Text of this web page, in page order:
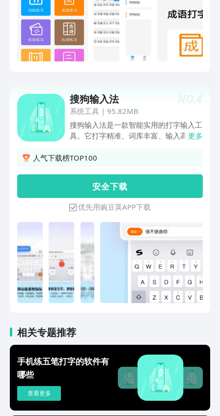
NO.4
搜狗输入法
系统工具| 95.82MB
搜狗输入法是一款智能实用的打字输入工
具。它打字精准、词库丰富、输入高效，
融合大模型技术，带来更智能、贴心的文
******​【专属超大词库】多年沉淀积
累，拥有庞大丰富的中文系统词库，让输
入词汇更精准。【多元输入方式】支持拼
音、手写、语音、笔画、五笔、双拼、拍
照输入、跨屏输入等。【世界各国语种】
110+语种自由切换！日语、韩语、西
语、法语、俄语、德语、意大利语、阿拉
伯语、印尼语，马来语，仓颉，粤语，注
音，藏语，维语等。【快捷输入工具】常
用语、剪贴板、手写找字、拼写检查等功
能，常用语快捷发送，让你的输入更快、
卡通、萌宠动画，Emoji、颜文字，都能
种风格、炫酷动效、自由定制，畅享视觉
盛宴，让你哇哦不停！【可爱电子宠物】
领养专属AI宠物，提供满满的情绪价值，
陪聊、陪玩、陪摸鱼。让你上班也能“带
更多
人气下载榜TOP100
安 全 下 载
优先用豌豆荚APP下载
相关专题推荐
手机练五笔打字的软件有
哪些
查看更多